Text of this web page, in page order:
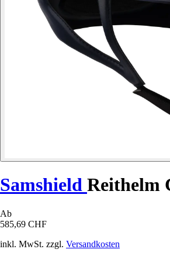
Samshield Reithelm
Ab
585,69 CHF
inkl. MwSt. zzgl. Versandkosten